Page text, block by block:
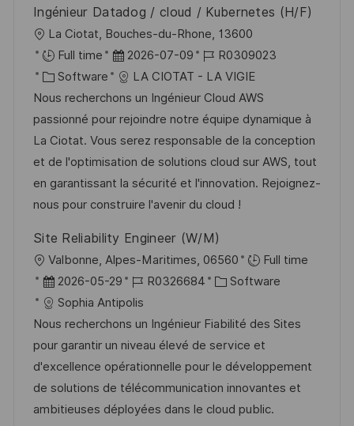
h
u
n
g
r
ö
f
e
n
t
l
i
c
h
u
n
g
Ingénieur Datadog / cloud / Kubernetes (H/F)
O
r
t
La Ciotat, Bouches-du-Rhone, 13600
Full time
D
a
t
u
m
d
e
r
e
r
ö
f
f
e
n
t
l
2026-07-09
J
o
b
-
I
D
R0309023
K
a
t
e
g
o
r
e
Software
LA CIOTAT - LA VIGIE
Nous recherchons un Ingénieur Cloud AWS
passionné pour rejoindre notre équipe dynamique à
La Ciotat. Vous serez responsable de la conception
et de l'optimisation de solutions cloud sur AWS, tout
en garantissant la sécurité et l'innovation. Rejoignez-
nous pour construire l'avenir du cloud !
Site Reliability Engineer (W/M)
O
r
t
Valbonne, Alpes-Maritimes, 06560
Full time
D
a
t
u
m
d
e
2026-05-29
J
o
b
-
I
D
R0326684
K
t
e
g
o
r
Software
Sophia Antipolis
Nous recherchons un Ingénieur Fiabilité des Sites
pour garantir un niveau élevé de service et
d'excellence opérationnelle pour le développement
de solutions de télécommunication innovantes et
ambitieuses déployées dans le cloud public.